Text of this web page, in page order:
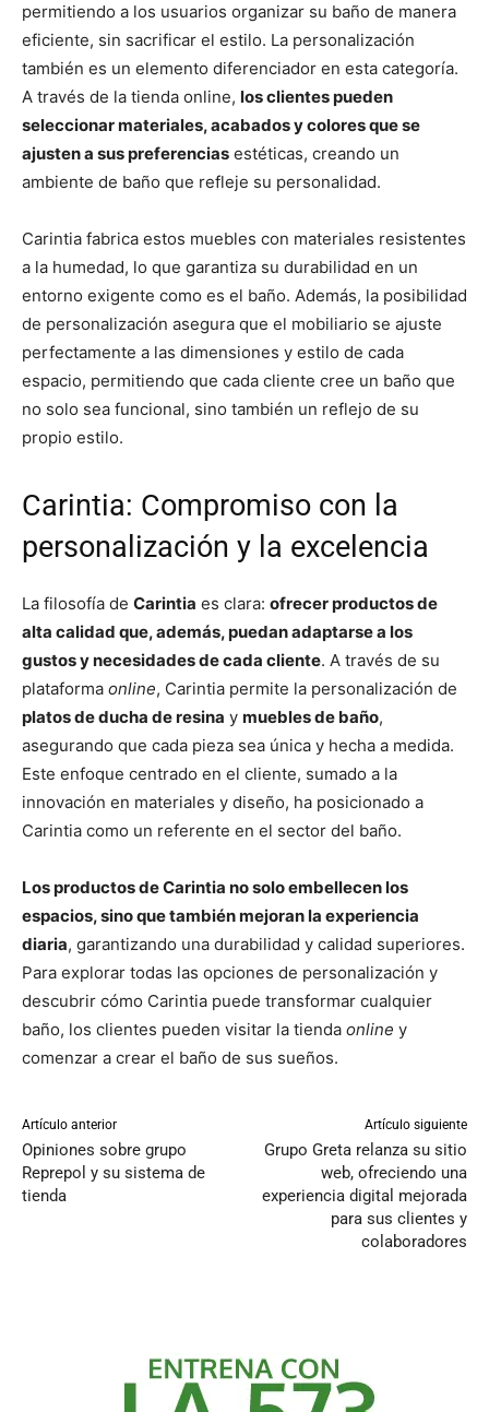
permitiendo a los usuarios organizar su baño de manera
eficiente, sin sacrificar el estilo. La personalización
también es un elemento diferenciador en esta categoría.
A través de la tienda online, los clientes pueden
seleccionar materiales, acabados y colores que se
ajusten a sus preferencias estéticas, creando un
ambiente de baño que refleje su personalidad.
Carintia fabrica estos muebles con materiales resistentes
a la humedad, lo que garantiza su durabilidad en un
entorno exigente como es el baño. Además, la posibilidad
de personalización asegura que el mobiliario se ajuste
perfectamente a las dimensiones y estilo de cada
espacio, permitiendo que cada cliente cree un baño que
no solo sea funcional, sino también un reflejo de su
propio estilo.
Carintia: Compromiso con la
personalización y la excelencia
La filosofía de Carintia es clara: ofrecer productos de
alta calidad que, además, puedan adaptarse a los
gustos y necesidades de cada cliente. A través de su
plataforma online, Carintia permite la personalización de
platos de ducha de resina y muebles de baño,
asegurando que cada pieza sea única y hecha a medida.
Este enfoque centrado en el cliente, sumado a la
innovación en materiales y diseño, ha posicionado a
Carintia como un referente en el sector del baño.
Los productos de Carintia no solo embellecen los
espacios, sino que también mejoran la experiencia
diaria, garantizando una durabilidad y calidad superiores.
Para explorar todas las opciones de personalización y
descubrir cómo Carintia puede transformar cualquier
baño, los clientes pueden visitar la tienda online y
comenzar a crear el baño de sus sueños.
Artículo anterior
Opiniones sobre grupo
Reprepol y su sistema de
tienda
Artículo siguiente
Grupo Greta relanza su sitio
web, ofreciendo una
experiencia digital mejorada
para sus clientes y
colaboradores